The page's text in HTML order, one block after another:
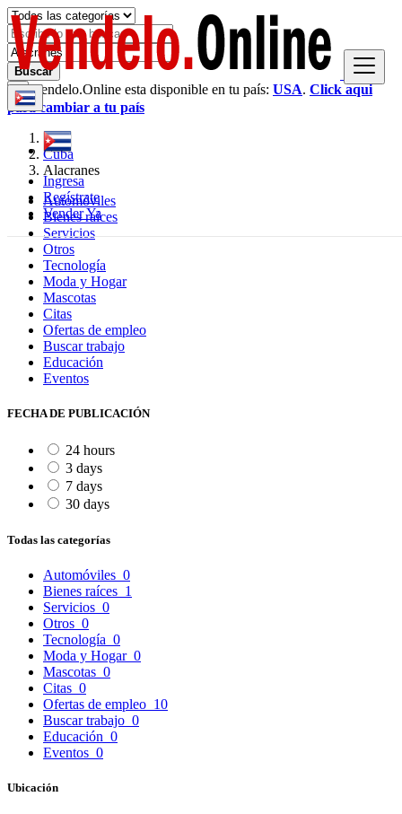
Ingresa
Regístrate
Vender Ya
Buscar
× Vendelo.Online esta disponible en tu país: USA. Click aqui
para cambiar a tu país
Cuba
Alacranes
Automóviles
Bienes raíces
Servicios
Otros
Tecnología
Moda y Hogar
Mascotas
Citas
Ofertas de empleo
Buscar trabajo
Educación
Eventos
FECHA DE PUBLICACIÓN
24 hours
3 days
7 days
30 days
Todas las categorías
Automóviles 0
Bienes raíces 1
Servicios 0
Otros 0
Tecnología 0
Moda y Hogar 0
Mascotas 0
Citas 0
Ofertas de empleo 10
Buscar trabajo 0
Educación 0
Eventos 0
Ubicación